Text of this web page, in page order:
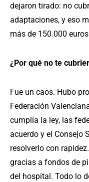
dejaron tirado: no
adaptaciones, y eso
más de 150.000
¿Por qué no te
Fue un caos. Hubo
Federación
cumplía la ley, las
acuerdo y el Consejo
resolverlo con
gracias a fondos de
del hospital. Todo lo